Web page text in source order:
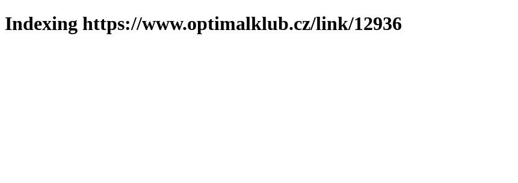
Indexing https://www.optimalklub.cz/link/12936